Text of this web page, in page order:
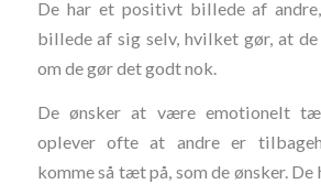
De har et positivt billede af
billede af sig selv, hvilket gør, at de
om de gør det godt nok.
De ønsker at være emotionelt
oplever ofte at andre er
komme så tæt på, som de ønsker.